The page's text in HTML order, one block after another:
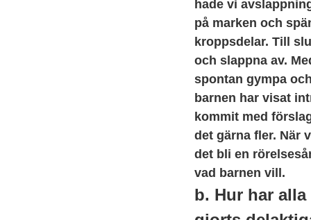
hade vi
på marken och
kroppsdelar. Till
och slappna av.
spontan gympa
barnen har visat
kommit med
det gärna fler. När
det bli en
vad barnen vill.
b. Hur har